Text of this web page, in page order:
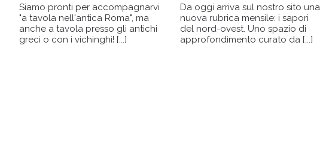
Siamo pronti per accompagnarvi
"a tavola nell'antica Roma", ma
anche a tavola presso gli antichi
greci o con ivichinghi! [...]
Da oggi arriva sul nostro sito una
nuova rubrica mensile: i sapori
del nord-ovest. Uno spazio di
approfondimento curato da [...]